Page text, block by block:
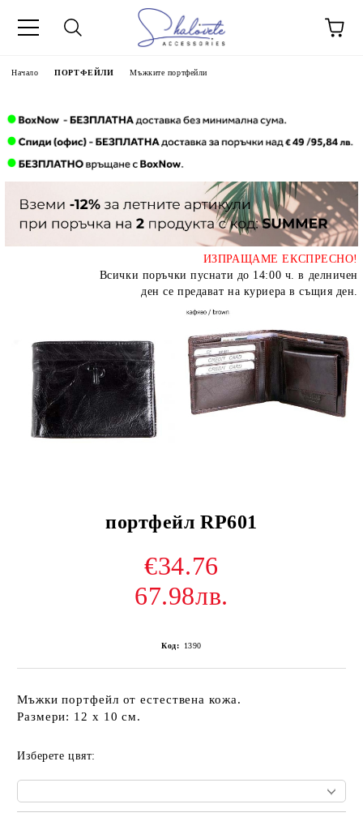
Начало ПОРТФЕЙЛИ Мъжките портфейли
ИЗПРАЩАМЕ ЕКСПРЕСНО!
Всички поръчки пуснати до 14:00 ч. в делничен
ден се предават на куриера в същия ден.
портфейл RP601
€34.76
67.98лв.
Код: 1390
Мъжки портфейл от естествена кожа.
Размери: 12 х 10 см.
Изберете цвят: